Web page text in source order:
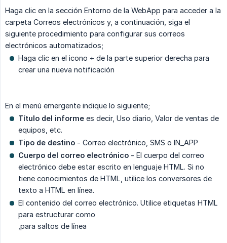
Haga clic en la sección Entorno de la WebApp para acceder a la
carpeta Correos electrónicos y, a continuación, siga el
siguiente procedimiento para configurar sus correos
electrónicos automatizados;
Haga clic en el icono + de la parte superior derecha para
crear una nueva notificación
En el menú emergente indique lo siguiente;
Título del informe es decir, Uso diario, Valor de ventas de
equipos, etc.
Tipo de destino - Correo electrónico, SMS o IN_APP
Cuerpo del correo electrónico - El cuerpo del correo
electrónico debe estar escrito en lenguaje HTML. Si no
tiene conocimientos de HTML, utilice los conversores de
texto a HTML en línea.
El contenido del correo electrónico. Utilice etiquetas HTML
para estructurar como
,para saltos de línea